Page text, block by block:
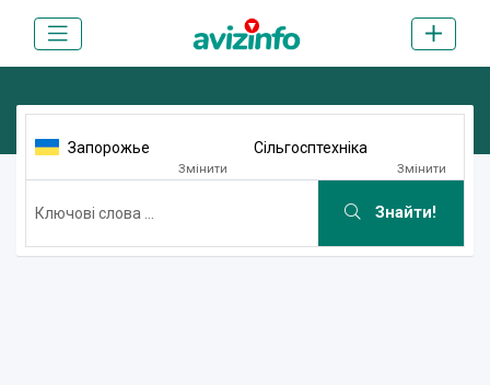
Запорожье
Змінити
Сільгосптехніка
Змінити
Знайти!